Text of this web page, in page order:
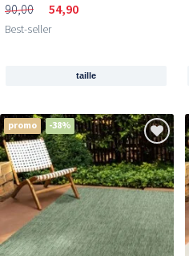
90,00 54,90
Best-seller
taille
promo -38%